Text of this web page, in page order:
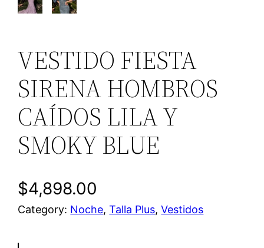
VESTIDO FIESTA
SIRENA HOMBROS
CAÍDOS LILA Y
SMOKY BLUE
$4,898.00
Category: Noche, Talla Plus, Vestidos